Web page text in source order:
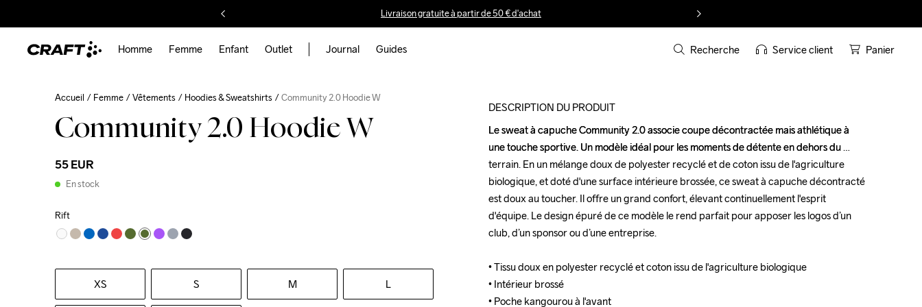
Livraison gratuite à partir de 50 € d'achat
Homme Femme Enfant Outlet Journal Guides Recherche Service client Panier
Accueil Femme Vêtements Hoodies & Sweatshirts Community 2.0 Hoodie W
Community 2.0 Hoodie W
55 EUR
En stock
Rift
XS S M L
DESCRIPTION DU PRODUIT
Le sweat à capuche Community 2.0 associe coupe décontractée mais athlétique à
une touche sportive. Un modèle idéal pour les moments de détente en dehors du
terrain. En un mélange doux de polyester recyclé et de coton issu de l'agriculture
biologique, et doté d'une surface intérieure brossée, ce sweat à capuche décontracté
est doux au toucher. Il offre un grand confort, élevant continuellement l'esprit
d'équipe. Le design épuré de ce modèle le rend parfait pour apposer les logos d’un
club, d’un sponsor ou d’une entreprise.
• Tissu doux en polyester recyclé et coton issu de l'agriculture biologique
• Intérieur brossé
• Poche kangourou à l'avant
Le sweat à capuche Community 2.0 associe coupe décontractée mais athlétique à
une touche sportive. Un modèle idéal pour les moments de détente en dehors du
terrain. En un mélange doux de polyester recyclé et de coton issu de l'agriculture
biologique, et doté d'une surface intérieure brossée, ce sweat à capuche décontracté
est doux au toucher. Il offre un grand confort, élevant continuellement l'esprit
d'équipe. Le design épuré de ce modèle le rend parfait pour apposer les logos d’un
club, d’un sponsor ou d’une entreprise.
• Tissu doux en polyester recyclé et coton issu de l'agriculture biologique
• Intérieur brossé
• Poche kangourou à l'avant